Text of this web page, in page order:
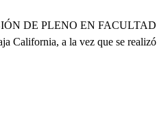
DE PLENO EN FACULTAD
California, a la vez que se